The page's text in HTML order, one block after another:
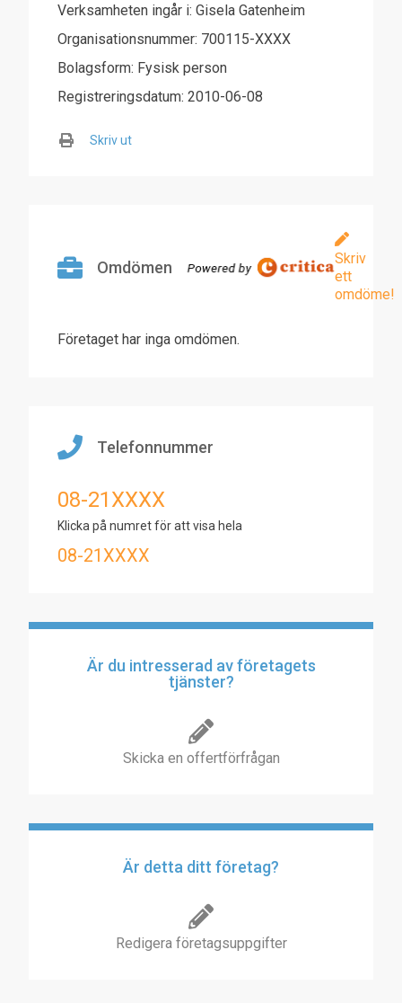
Verksamheten ingår i: Gisela Gatenheim
Organisationsnummer: 700115-XXXX
Bolagsform: Fysisk person
Registreringsdatum: 2010-06-08
Skriv ut
Omdömen
Skriv
ett
omdöme!
Företaget har inga omdömen.
Telefonnummer
08-21XXXX
Klicka på numret för att visa hela
08-21XXXX
Är du intresserad av företagets
tjänster?
Skicka en offertförfrågan
Är detta ditt företag?
Redigera företagsuppgifter